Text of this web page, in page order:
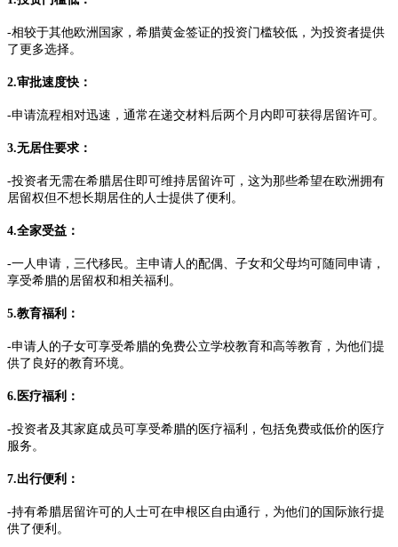
-相较于其他欧洲国家，希腊黄金签证的投资门槛较低，为投资者提供
了更多选择。
2.审批速度快：
-申请流程相对迅速，通常在递交材料后两个月内即可获得居留许可。
3.无居住要求：
-投资者无需在希腊居住即可维持居留许可，这为那些希望在欧洲拥有
居留权但不想长期居住的人士提供了便利。
4.全家受益：
-一人申请，三代移民。主申请人的配偶、子女和父母均可随同申请，
享受希腊的居留权和相关福利。
5.教育福利：
-申请人的子女可享受希腊的免费公立学校教育和高等教育，为他们提
供了良好的教育环境。
6.医疗福利：
-投资者及其家庭成员可享受希腊的医疗福利，包括免费或低价的医疗
服务。
7.出行便利：
-持有希腊居留许可的人士可在申根区自由通行，为他们的国际旅行提
供了便利。